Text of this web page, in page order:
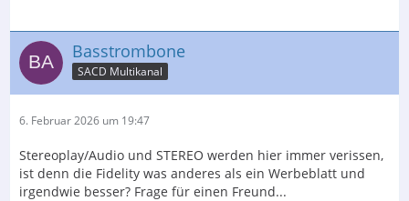
Basstrombone
SACD Multikanal
6. Februar 2026 um 19:47
Stereoplay/Audio und STEREO werden hier immer verissen,
ist denn die Fidelity was anderes als ein Werbeblatt und
irgendwie besser? Frage für einen Freund...